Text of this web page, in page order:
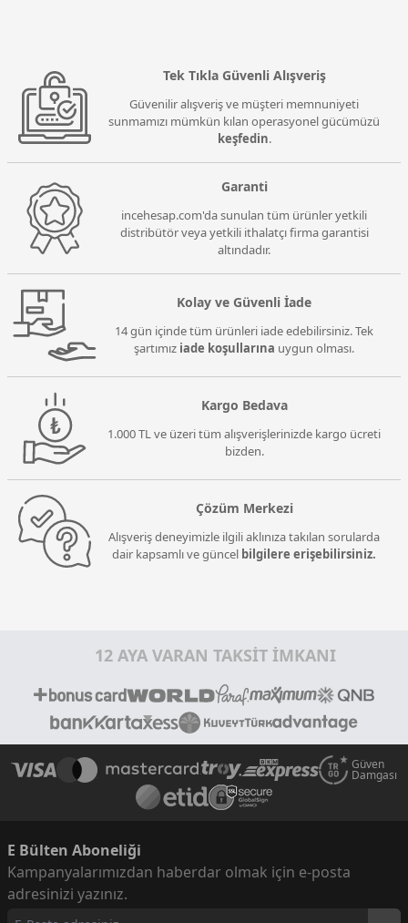
Tek Tıkla Güvenli Alışveriş
Güvenilir alışveriş ve müşteri memnuniyeti
sunmamızı mümkün kılan operasyonel gücümüzü
keşfedin.
Garanti
incehesap.com'da sunulan tüm ürünler yetkili
distribütör veya yetkili ithalatçı firma garantisi
altındadır.
Kolay ve Güvenli İade
14 gün içinde tüm ürünleri iade edebilirsiniz. Tek
şartımız iade koşullarına uygun olması.
Kargo Bedava
1.000 TL ve üzeri tüm alışverişlerinizde kargo ücreti
bizden.
Çözüm Merkezi
Alışveriş deneyimizle ilgili aklınıza takılan sorularda
dair kapsamlı ve güncel bilgilere erişebilirsiniz.
12 AYA VARAN TAKSİT İMKANI
Güven
Damgası
E Bülten Aboneliği
Kampanyalarımızdan haberdar olmak için e-posta
adresinizi yazınız.